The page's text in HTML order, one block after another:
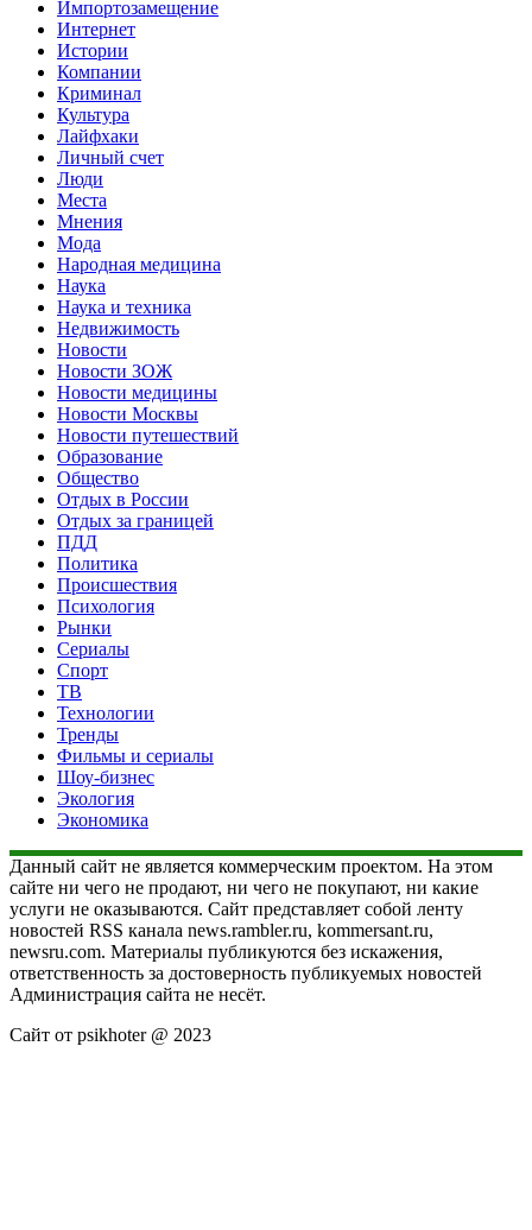
Импортозамещение
Интернет
Истории
Компании
Криминал
Культура
Лайфхаки
Личный счет
Люди
Места
Мнения
Мода
Народная медицина
Наука
Наука и техника
Недвижимость
Новости
Новости ЗОЖ
Новости медицины
Новости Москвы
Новости путешествий
Образование
Общество
Отдых в России
Отдых за границей
ПДД
Политика
Происшествия
Психология
Рынки
Сериалы
Спорт
ТВ
Технологии
Тренды
Фильмы и сериалы
Шоу-бизнес
Экология
Экономика
Данный сайт не является коммерческим проектом. На этом
сайте ни чего не продают, ни чего не покупают, ни какие
услуги не оказываются. Сайт представляет собой ленту
новостей RSS канала news.rambler.ru, kommersant.ru,
newsru.com. Материалы публикуются без искажения,
ответственность за достоверность публикуемых новостей
Администрация сайта не несёт.
Сайт от psikhoter @ 2023